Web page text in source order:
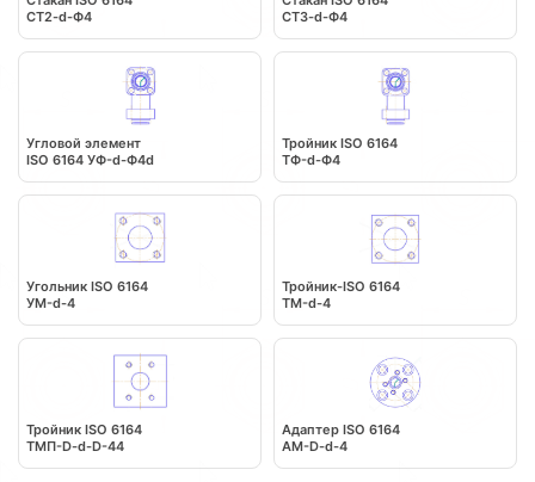
СT2-d-Ф4
СT3-d-Ф4
Угловой элемент
ISO 6164 УФ-d-Ф4d
Тройник ISO 6164
ТФ-d-Ф4
Угольник ISO 6164
УМ-d-4
Тройник-ISO 6164
ТМ-d-4
Тройник ISO 6164
ТМП-D-d-D-44
Адаптер ISO 6164
АМ-D-d-4